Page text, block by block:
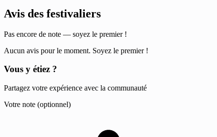
Avis des festivaliers
Pas encore de note — soyez le premier !
Aucun avis pour le moment. Soyez le premier !
Vous y étiez ?
Partagez votre expérience avec la communauté
Votre note (optionnel)